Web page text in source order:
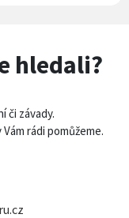
hledali?
či závady.
rádi pomůžeme.